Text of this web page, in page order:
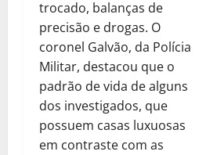
trocado, balanças de
precisão e drogas. O
coronel Galvão, da Polícia
Militar, destacou que o
padrão de vida de alguns
dos investigados, que
possuem casas luxuosas
em contraste com as